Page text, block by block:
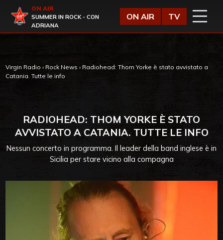
Virgin Radio
ON AIR
SUMMER IN ROCK - CON
ADRIANA
ON AIR TV
Virgin Radio › Rock News › Radiohead: Thom Yorke è stato avvistato a
Catania. Tutte le info
RADIOHEAD: THOM YORKE È STATO
AVVISTATO A CATANIA. TUTTE LE INFO
Nessun concerto in programma. Il leader della band inglese è in
Sicilia per stare vicino alla compagna